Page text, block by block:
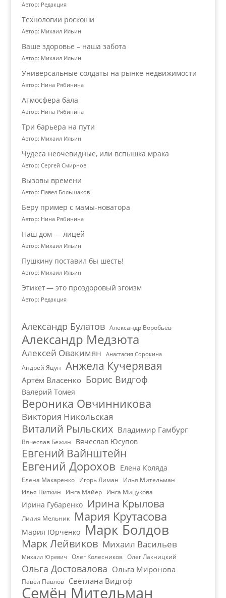
Автор: Редакция
Технологии роскоши
Автор: Михаил Ильин
Ваше здоровье – наша забота
Автор: Михаил Ильин
Универсальные солдаты на рынке недвижимости
Автор: Нина Рябинина
Атмосфера бала
Автор: Нина Рябинина
Три барьера на пути
Автор: Михаил Ильин
Чудеса неочевидные, или вспышка мрака
Автор: Сергей Смирнов
Вызовы времени
Автор: Павел Большаков
Беру пример с мамы-новатора
Автор: Нина Рябинина
Наш дом — лицей
Автор: Михаил Ильин
Пушкину поставил бы шесть!
Автор: Михаил Ильин
Этикет — это проздоровый эгоизм
Автор: Редакция
Александр Булатов Александр Воробьёв
Александр Медзюта
Алексей Овакимян Анастасия Сорокина
Андрей Яцун Анжела Кучерявая
Артём Власенко Борис Видгоф
Валерий Томея
Вероника Овчинникова
Виктория Никольская
Виталий Рыльских Владимир Гамбург
Вячеслав Бежин Вячеслав Юсупов
Евгений Вайнштейн
Евгений Дорохов Елена Коляда
Елена Макаренко Игорь Лиман
Илья Мительман
Илья Питкин
Инга Майер Инга Мицукова
Ирина Губаренко Ирина Крылова
Лилия Мельник Мария Крутасова
Мария Юрченко Марк Болдов
Марк Лейвиков Михаил Васильев
Михаил Юревич Олег Колесников Олег Лакницкий
Ольга Достовалова Ольга Миронова
Павел Павлов Светлана Видгоф
Семён Мительман